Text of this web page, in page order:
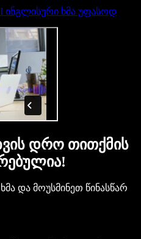
ინგლისური ხმა უფასოდ
დრო თითქმის
და მოუსმინეთ წინასწარ